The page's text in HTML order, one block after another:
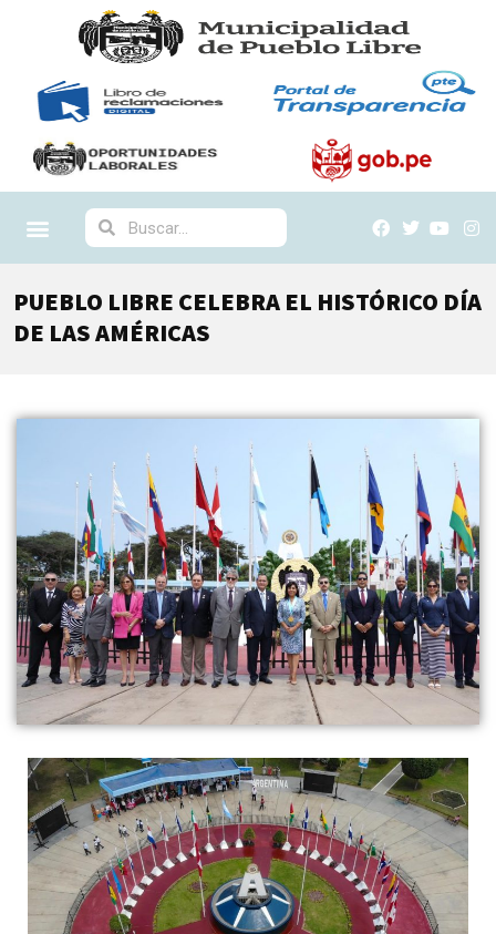
PUEBLO LIBRE CELEBRA EL HISTÓRICO DÍA
DE LAS AMÉRICAS